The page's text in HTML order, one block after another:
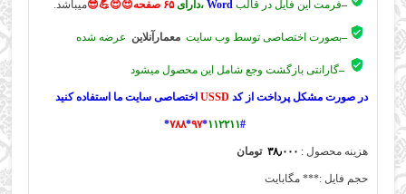
–فرمت این فایل در قالب Word ،دارای۶۵ صفحه😍😍💪😎 میباشد.
–بصورت اختصاصی توسط وب سایت معمارآنلاین عرضه شده
–گارانتی بازگشت وجع شامل این محصول میشود
در صورت مشکل پرداخت از کد USSD اختصاصی سایت ما استفاده کنید
*۷۸۸*۹۷*۱۱۲۲۱۱#
هزینه محصول : ۳۸٫۰۰۰ تومان
حجم فایل :*** مگابایت